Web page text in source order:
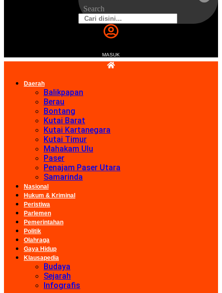
Search
MASUK
Daerah
Balikpapan
Berau
Bontang
Kutai Barat
Kutai Kartanegara
Kutai Timur
Mahakam Ulu
Paser
Penajam Paser Utara
Samarinda
Nasional
Hukum & Kriminal
Peristiwa
Parlemen
Pemerintahan
Politik
Olahraga
Gaya Hidup
Klausapedia
Budaya
Sejarah
Infografis